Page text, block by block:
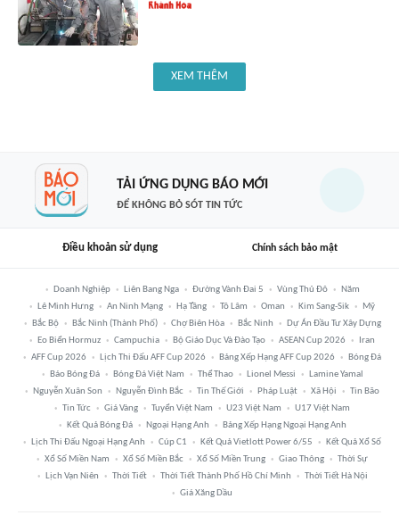
XEM THÊM
TẢI ỨNG DỤNG BÁO MỚI
ĐỂ KHÔNG BỎ SÓT TIN TỨC
Điều khoản sử dụng Chính sách bảo mật
Doanh Nghiệp Liên Bang Nga Đường Vành Đai 5 Vùng Thủ Đô
Năm
Lê Minh Hưng
An Ninh Mạng Hạ Tầng Tô Lâm Oman Kim Sang-Sik
Mỹ
Bắc Bộ
Bắc Ninh (thành Phố) Chợ Biên Hòa Bắc Ninh
Dự Án Đầu Tư Xây Dựng
Eo Biển Hormuz
Campuchia Bộ Giáo Dục Và Đào Tạo ASEAN Cup 2026
Iran
AFF Cup 2026
Lịch Thi Đấu AFF Cup 2026 Bảng Xếp Hạng AFF Cup 2026
Bóng Đá
Báo Bóng Đá
Bóng Đá Việt Nam Thể Thao Lionel Messi
Lamine Yamal
Nguyễn Xuân Son
Nguyễn Đình Bắc Tin Thế Giới Pháp Luật Xã Hội
Tin Bão
Tin Tức
Giá Vàng Tuyển Việt Nam U23 Việt Nam
U17 Việt Nam
Kết Quả Bóng Đá
Ngoại Hạng Anh
Bảng Xếp Hạng Ngoại Hạng Anh
Lịch Thi Đấu Ngoại Hạng Anh
Cúp C1 Kết Quả Vietlott Power 6/55
Kết Quả Xổ Số
Xổ Số Miền Nam
Xổ Số Miền Bắc Xổ Số Miền Trung Giao Thông
Thời Sự
Lịch Vạn Niên
Thời Tiết Thời Tiết Thành Phố Hồ Chí Minh
Thời Tiết Hà Nội
Giá Xăng Dầu